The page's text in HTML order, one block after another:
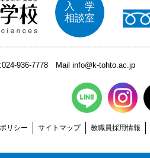
入 学
相談室
936-7778 Mail info@k-tohto.ac.jp
リシー サイトマップ 教職員採用情報